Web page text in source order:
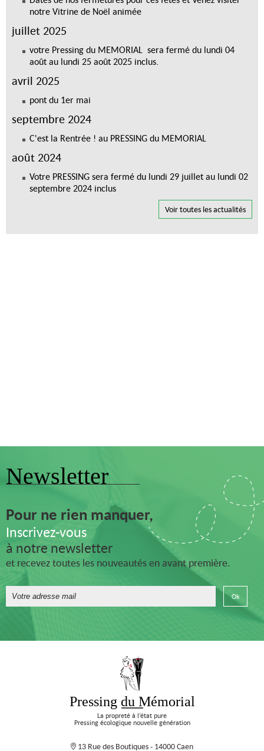
notre Vitrine de Noël animée
juillet 2025
votre Pressing du MEMORIAL sera fermé du lundi 04
août au lundi 25 août 2025 inclus.
avril 2025
pont du 1er mai
septembre 2024
C'est la Rentrée ! au PRESSING du MEMORIAL
août 2024
Votre PRESSING sera fermé du lundi 29 juillet au lundi 02
septembre 2024 inclus
Voir toutes les actualités
Newsletter
Pour ne rien manquer,
Inscrivez-vous
à notre newsletter
et recevez toutes les nouveautés en avant première.
Pressing du Mémorial
La propreté à l’état pure
Pressing écologique nouvelle génération
13 Rue des Boutiques - 14000 Caen